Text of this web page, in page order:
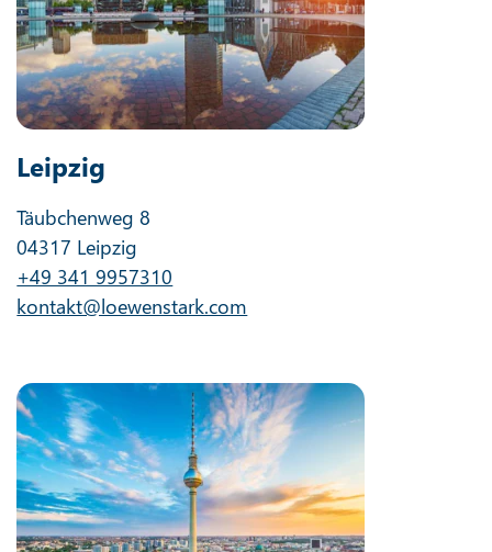
Leipzig
Täubchenweg 8
04317 Leipzig
+49 341 9957310
kontakt@loewenstark.com